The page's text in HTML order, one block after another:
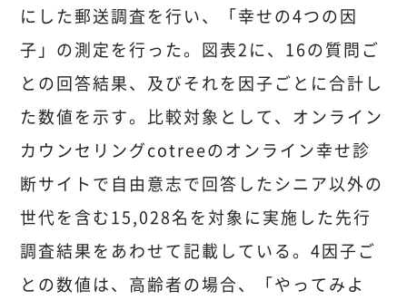
にした郵送調査を行い、「幸せの4つの因
子」の測定を行った。図表2に、16の質問ご
との回答結果、及びそれを因子ごとに合計し
た数値を示す。比較対象として、オンライン
カウンセリングcotreeのオンライン幸せ診
断サイトで自由意志で回答したシニア以外の
世代を含む15,028名を対象に実施した先行
調査結果をあわせて記載している。4因子ご
との数値は、高齢者の場合、「やってみよ